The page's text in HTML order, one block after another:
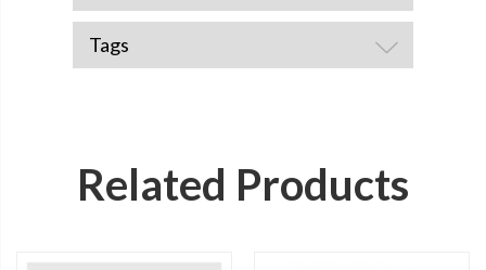
Tags
Related Products